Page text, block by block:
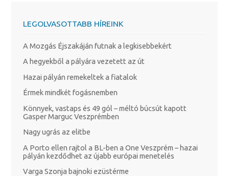
LEGOLVASOTTABB HÍREINK
A Mozgás Éjszakáján futnak a legkisebbekért
A hegyekből a pályára vezetett az út
Hazai pályán remekeltek a fiatalok
Érmek mindkét fogásnemben
Könnyek, vastaps és 49 gól – méltó búcsút kapott
Gasper Marguc Veszprémben
Nagy ugrás az elitbe
A Porto ellen rajtol a BL-ben a One Veszprém – hazai
pályán kezdődhet az újabb európai menetelés
Varga Szonja bajnoki ezüstérme